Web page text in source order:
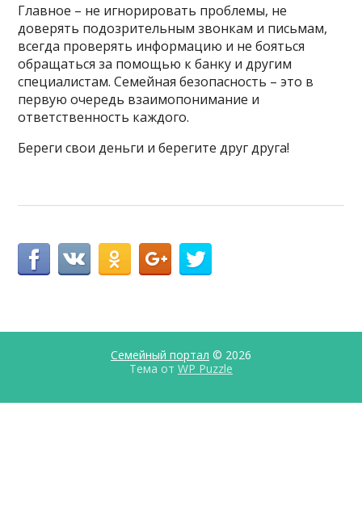
Главное – не игнорировать проблемы, не
доверять подозрительным звонкам и письмам,
всегда проверять информацию и не бояться
обращаться за помощью к банку и другим
специалистам. Семейная безопасность – это в
первую очередь взаимопонимание и
ответственность каждого.
Береги свои деньги и берегите друг друга!
Семейный портал © 2026
Тема от WP Puzzle